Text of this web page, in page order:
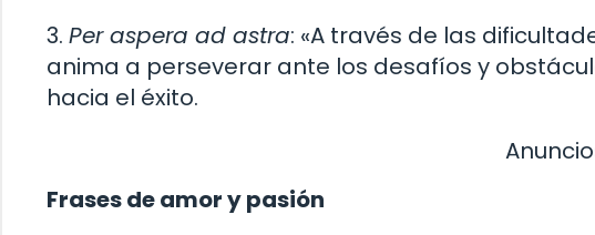
3. Per aspera ad astra: «A través de las
anima a perseverar ante los desafíos y
hacia el éxito.
Frases de amor y pasión